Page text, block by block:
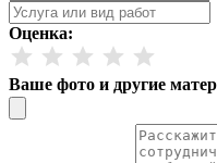
Оценка:
Ваше фото и другие